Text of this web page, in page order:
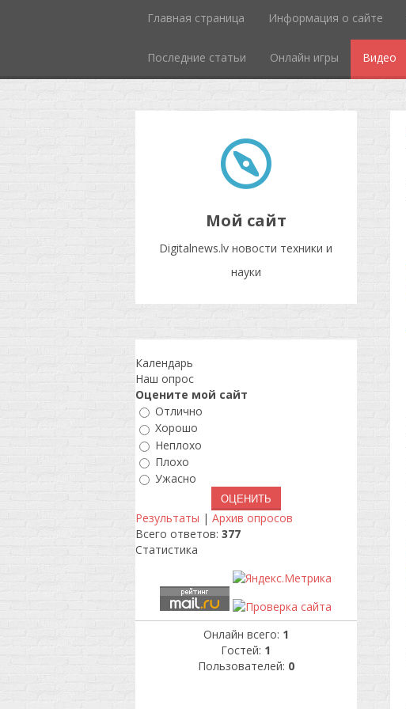
Главная страница Информация о сайте
Последние статьи Онлайн игры Видео
Мой сайт
Digitalnews.lv новости техники и
науки
Календарь
Наш опрос
Оцените мой сайт
Отлично
Хорошо
Неплохо
Плохо
Ужасно
Результаты | Архив опросов
Всего ответов: 377
Статистика
Онлайн всего: 1
Гостей: 1
Пользователей: 0